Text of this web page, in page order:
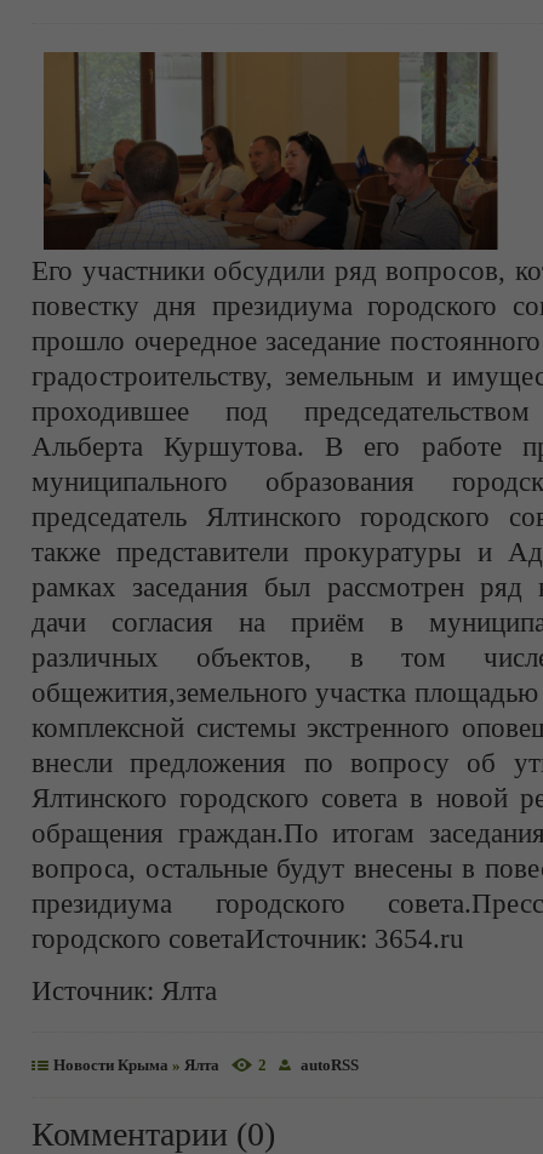
Его участники обсудили ряд вопросов,
повестку дня президиума городского
прошло очередное заседание
градостроительству, земельным и
проходившее под
Альберта Куршутова. В его работе
муниципального образования
председатель Ялтинского городского
также представители прокуратуры и
рамках заседания был рассмотрен ряд
дачи согласия на приём в
различных объектов, в том
общежития,земельного участка
комплексной системы экстренного
внесли предложения по вопросу об
Ялтинского городского совета в новой
обращения граждан.По итогам
вопроса, остальные будут внесены в
президиума городского
городского советаИсточник: 3654.ru
Источник: Ялта
Новости Крыма » Ялта 2 autoRSS
Комментарии (0)